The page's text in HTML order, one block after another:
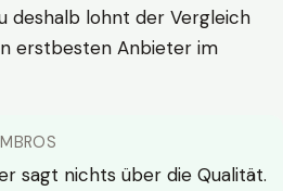
deshalb lohnt der Vergleich
erstbesten Anbieter im
sagt nichts über die Qualität.